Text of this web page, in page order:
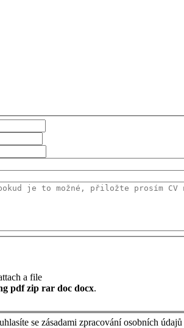
a file
pdf zip rar doc docx.
se zásadami zpracování osobních údajů